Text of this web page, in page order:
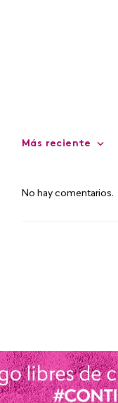
Más reciente
No hay comentarios.